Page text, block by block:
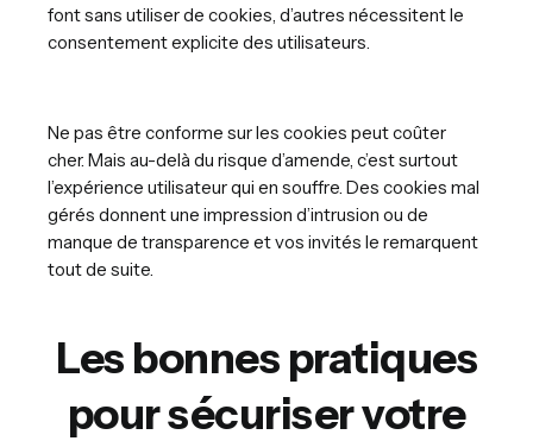
font sans utiliser de cookies, d’autres nécessitent le
consentement explicite des utilisateurs.
Ne pas être conforme sur les cookies peut coûter
cher. Mais au-delà du risque d’amende, c’est surtout
l’expérience utilisateur qui en souffre. Des cookies mal
gérés donnent une impression d’intrusion ou de
manque de transparence et vos invités le remarquent
tout de suite.
Les bonnes pratiques
pour sécuriser votre